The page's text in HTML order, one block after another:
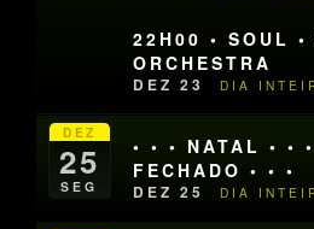
22H00 • SOUL
ORCHESTRA
DEZ 23 DIA
DEZ
25
SEG
• • • NATAL • •
FECHADO • • •
DEZ 25 DIA